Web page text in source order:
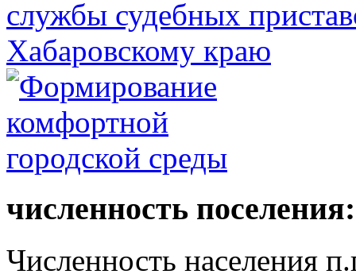
численность поселения:
Численность населения